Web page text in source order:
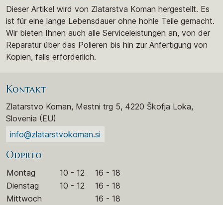
Dieser Artikel wird von Zlatarstva Koman hergestellt. Es
ist für eine lange Lebensdauer ohne hohle Teile gemacht.
Wir bieten Ihnen auch alle Serviceleistungen an, von der
Reparatur über das Polieren bis hin zur Anfertigung von
Kopien, falls erforderlich.
Kontakt
Zlatarstvo Koman, Mestni trg 5, 4220 Škofja Loka,
Slovenia (EU)
info@zlatarstvokoman.si
Odprto
Montag 10 - 12
16 - 18
Dienstag
10 - 12
16 - 18
Mittwoch
16 - 18